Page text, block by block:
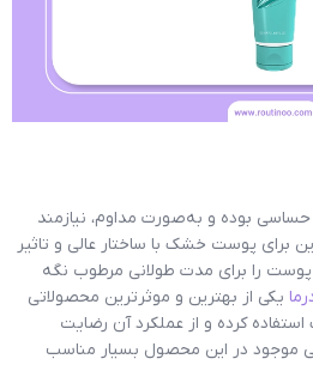
بوده و به‌صورت مداوم، نیازمند
برای پوست خشک با ساختار عالی و تاثیر
را برای مدت طولانی مرطوب نگه
یکی از بهترین و موثرترین محصولاتی
کرده و از عملکرد آن رضایت
موجود در این محصول بسیار مناسب